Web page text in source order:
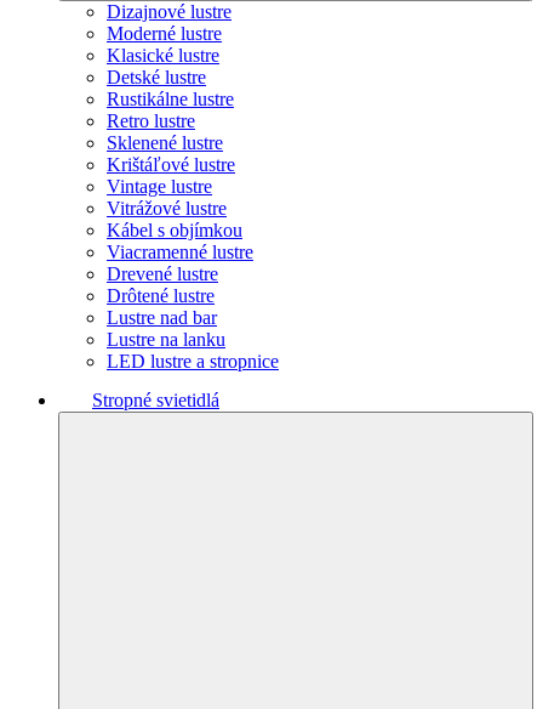
Dizajnové lustre
Moderné lustre
Klasické lustre
Detské lustre
Rustikálne lustre
Retro lustre
Sklenené lustre
Krištáľové lustre
Vintage lustre
Vitrážové lustre
Kábel s objímkou
Viacramenné lustre
Drevené lustre
Drôtené lustre
Lustre nad bar
Lustre na lanku
LED lustre a stropnice
Stropné svietidlá